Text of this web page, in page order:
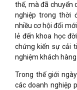
thế, mà đã chuyển
nghiệp trong thời
nhiều cơ hội đổi
lẻ đến khoa học
chứng kiến sự cải
nghiệm khách
Trong thế giới
các doanh nghiệp